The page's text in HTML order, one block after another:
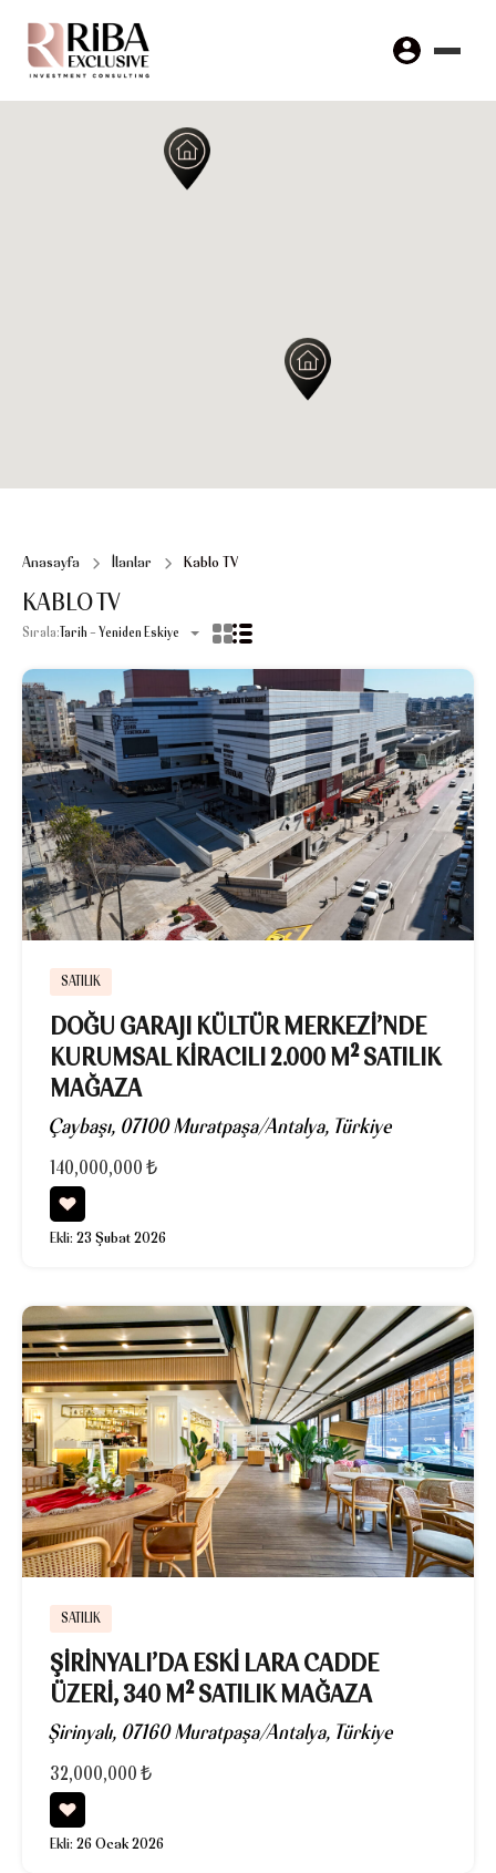
Anasayfa İlanlar Kablo TV
KABLO TV
Sırala: Tarih - Yeniden Eskiye
SATILIK
DOĞU GARAJI KÜLTÜR MERKEZI’NDE
KURUMSAL KIRACILI 2.000 M² SATILIK
MAĞAZA
Çaybaşı, 07100 Muratpaşa/Antalya, Türkiye
140,000,000 ₺
Ekli: 23 Şubat 2026
SATILIK
ŞIRINYALI’DA ESKI LARA CADDE
ÜZERI, 340 M² SATILIK MAĞAZA
Şirinyalı, 07160 Muratpaşa/Antalya, Türkiye
32,000,000 ₺
Ekli: 26 Ocak 2026